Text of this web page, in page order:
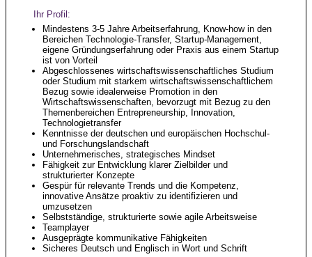
Ihr Profil:
Mindestens 3-5 Jahre Arbeitserfahrung, Know-how in den
Bereichen Technologie-Transfer, Startup-Management,
eigene Gründungserfahrung oder Praxis aus einem Startup
ist von Vorteil
Abgeschlossenes wirtschaftswissenschaftliches Studium
oder Studium mit starkem wirtschaftswissenschaftlichem
Bezug sowie idealerweise Promotion in den
Wirtschaftswissenschaften, bevorzugt mit Bezug zu den
Themenbereichen Entrepreneurship, Innovation,
Technologietransfer
Kenntnisse der deutschen und europäischen Hochschul-
und Forschungslandschaft
Unternehmerisches, strategisches Mindset
Fähigkeit zur Entwicklung klarer Zielbilder und
strukturierter Konzepte
Gespür für relevante Trends und die Kompetenz,
innovative Ansätze proaktiv zu identifizieren und
umzusetzen
Selbstständige, strukturierte sowie agile Arbeitsweise
Teamplayer
Ausgeprägte kommunikative Fähigkeiten
Sicheres Deutsch und Englisch in Wort und Schrift